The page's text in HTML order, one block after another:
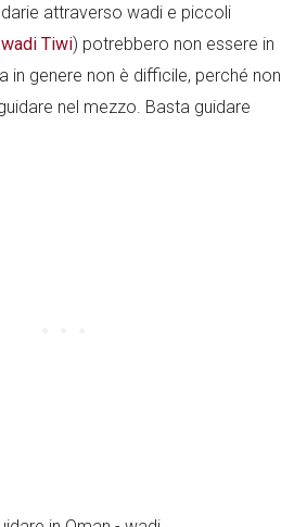
attraverso wadi e piccoli
wadi Tiwi) potrebbero non essere in
in genere non è difficile, perché non
nel mezzo. Basta guidare